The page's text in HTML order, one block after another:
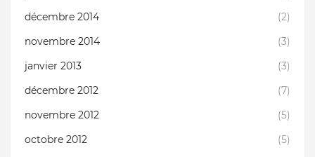
décembre 2014
(2)
novembre 2014
(3)
janvier 2013
(3)
décembre 2012
(7)
novembre 2012
(5)
octobre 2012
(5)